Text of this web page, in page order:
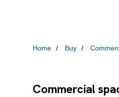
Home Buy
Commercial